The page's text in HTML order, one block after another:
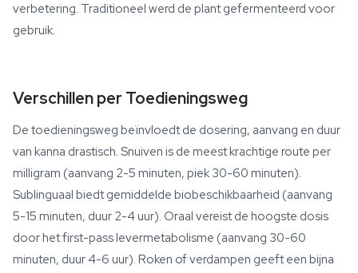
verbetering. Traditioneel werd de plant gefermenteerd voor
gebruik.
Verschillen per Toedieningsweg
De toedieningsweg beïnvloedt de dosering, aanvang en duur
van kanna drastisch. Snuiven is de meest krachtige route per
milligram (aanvang 2-5 minuten, piek 30-60 minuten).
Sublinguaal biedt gemiddelde biobeschikbaarheid (aanvang
5-15 minuten, duur 2-4 uur). Oraal vereist de hoogste dosis
door het first-pass levermetabolisme (aanvang 30-60
minuten, duur 4-6 uur). Roken of verdampen geeft een bijna